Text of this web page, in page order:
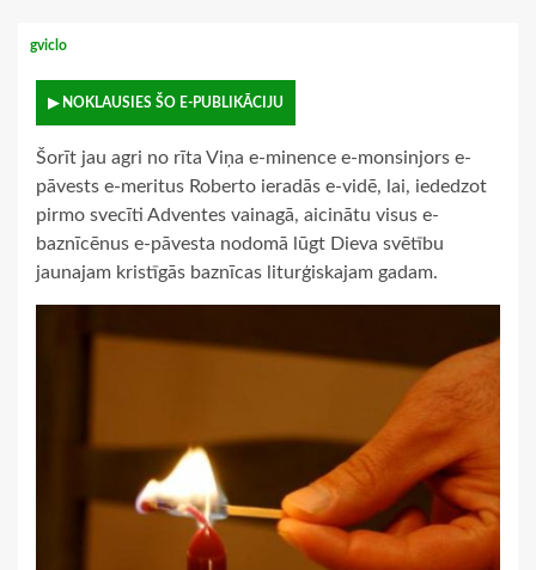
gviclo
▶ NOKLAUSIES ŠO E-PUBLIKĀCIJU
Šorīt jau agri no rīta Viņa e-minence e-monsinjors e-
pāvests e-meritus Roberto ieradās e-vidē, lai, iededzot
pirmo svecīti Adventes vainagā, aicinātu visus e-
baznīcēnus e-pāvesta nodomā lūgt Dieva svētību
jaunajam kristīgās baznīcas liturģiskajam gadam.